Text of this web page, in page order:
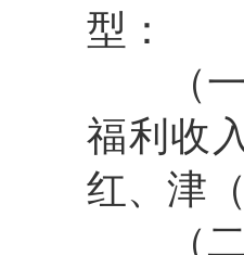
型：
（
福利收
红、津
（